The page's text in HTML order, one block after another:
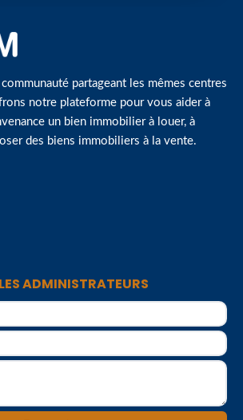
partageant les mêmes centres
notre plateforme pour vous aider à
un bien immobilier à louer, à
des biens immobiliers à la vente.
ADMINISTRATEURS